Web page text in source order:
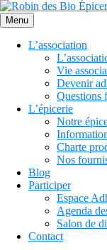
Menu
L’association
Vie
Devenir
Questions
L’épicerie
Notre
Charte
Nos
Blog
Participer
Espace
Agenda
Salon de
Contact